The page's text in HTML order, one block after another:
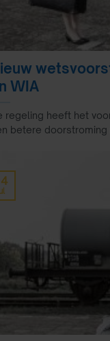
WIA
regeling heeft het
betere doorstroming